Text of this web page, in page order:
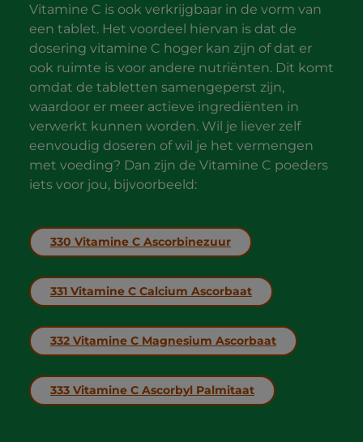
Vitamine C is ook verkrijgbaar in de vorm van
een tablet. Het voordeel hiervan is dat de
dosering vitamine C hoger kan zijn of dat er
ook ruimte is voor andere nutriënten. Dit komt
omdat de tabletten samengeperst zijn,
waardoor er meer actieve ingrediënten in
verwerkt kunnen worden. Wil je liever zelf
eenvoudig doseren of wil je het vermengen
met voeding? Dan zijn de Vitamine C poeders
iets voor jou, bijvoorbeeld:
330 Vitamine C Ascorbinezuur
331 Vitamine C Calcium Ascorbaat
332 Vitamine C Magnesium Ascorbaat
333 Vitamine C Ascorbyl Palmitaat